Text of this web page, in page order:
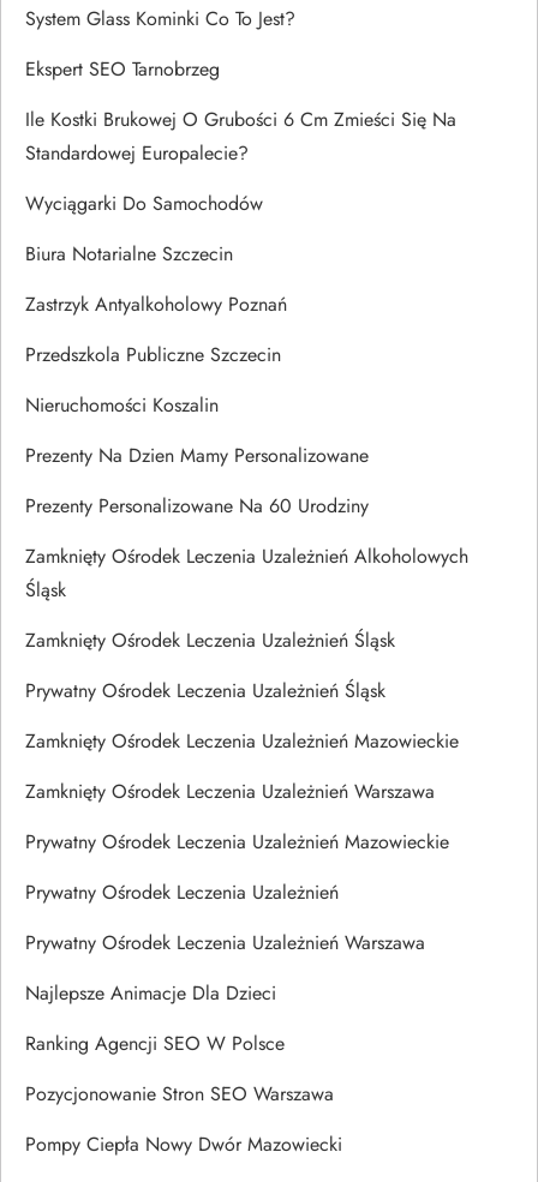
System Glass Kominki Co To Jest?
Ekspert SEO Tarnobrzeg
Ile Kostki Brukowej O Grubości 6 Cm Zmieści Się Na
Standardowej Europalecie?
Wyciągarki Do Samochodów
Biura Notarialne Szczecin
Zastrzyk Antyalkoholowy Poznań
Przedszkola Publiczne Szczecin
Nieruchomości Koszalin
Prezenty Na Dzien Mamy Personalizowane
Prezenty Personalizowane Na 60 Urodziny
Zamknięty Ośrodek Leczenia Uzależnień Alkoholowych
Śląsk
Zamknięty Ośrodek Leczenia Uzależnień Śląsk
Prywatny Ośrodek Leczenia Uzależnień Śląsk
Zamknięty Ośrodek Leczenia Uzależnień Mazowieckie
Zamknięty Ośrodek Leczenia Uzależnień Warszawa
Prywatny Ośrodek Leczenia Uzależnień Mazowieckie
Prywatny Ośrodek Leczenia Uzależnień
Prywatny Ośrodek Leczenia Uzależnień Warszawa
Najlepsze Animacje Dla Dzieci
Ranking Agencji SEO W Polsce
Pozycjonowanie Stron SEO Warszawa
Pompy Ciepła Nowy Dwór Mazowiecki